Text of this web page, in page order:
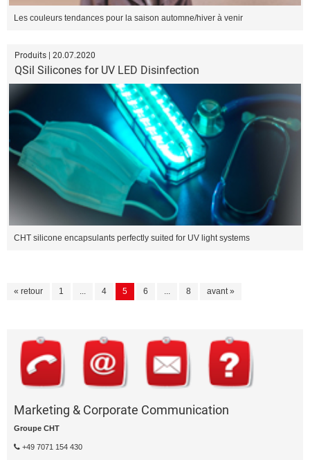
Les couleurs tendances pour la saison automne/hiver à venir
Produits | 20.07.2020
QSil Silicones for UV LED Disinfection
CHT silicone encapsulants perfectly suited for UV light systems
« retour 1 ... 4 5 6 ... 8 avant »
Marketing & Corporate Communication
Groupe CHT
+49 7071 154 430